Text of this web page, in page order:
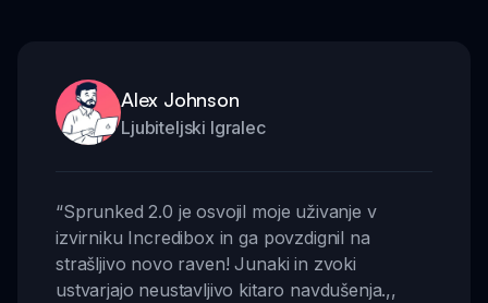
Alex Johnson
Ljubiteljski Igralec
“Sprunked 2.0 je osvojil moje uživanje v
izvirniku Incredibox in ga povzdignil na
strašljivo novo raven! Junaki in zvoki
ustvarjajo neustavljivo kitaro navdušenja.,,